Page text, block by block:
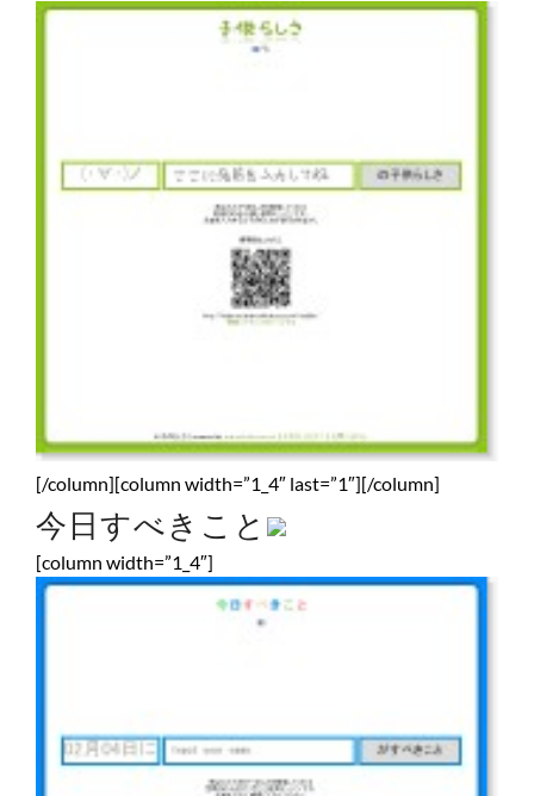
[/column][column width=”1_4″ last=”1″][/column]
今日すべきこと
[column width=”1_4″]